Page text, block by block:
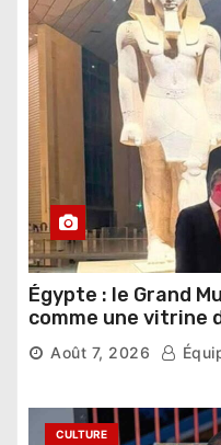
Égypte : le Grand
comme une vitrine
pharaonique
étrangers
Août 7, 2026
CULTURE